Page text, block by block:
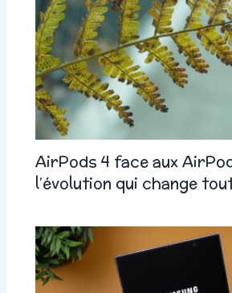
AirPods 4 face aux
l’évolution qui change